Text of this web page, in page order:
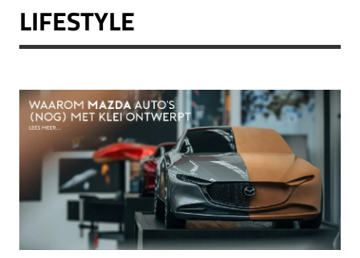
LIFESTYLE